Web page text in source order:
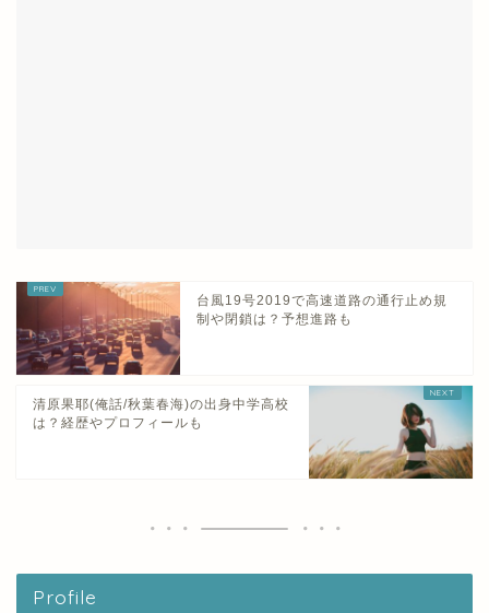
台風19号2019で高速道路の通行止め規
制や閉鎖は？予想進路も
清原果耶(俺話/秋葉春海)の出身中学高校
は？経歴やプロフィールも
Profile